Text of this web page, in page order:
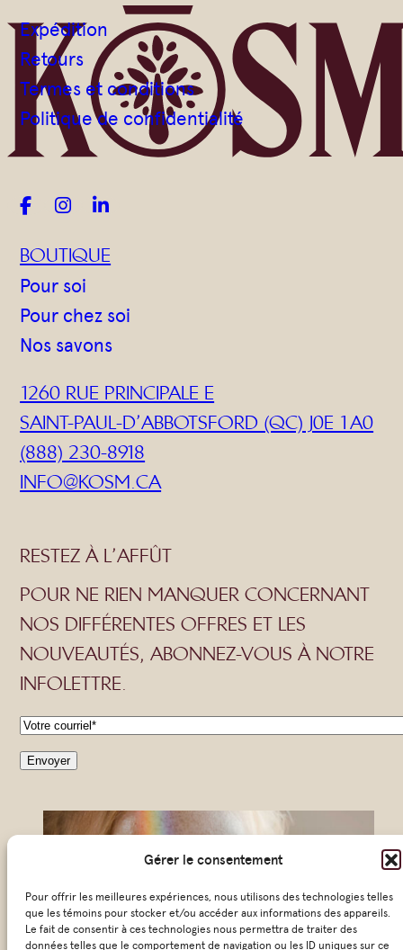
Gérer le consentement
Pour offrir les meilleures expériences, nous utilisons des technologies telles
que les témoins pour stocker et/ou accéder aux informations des appareils.
Le fait de consentir à ces technologies nous permettra de traiter des
données telles que le comportement de navigation ou les ID uniques sur ce
Expédition
Retours
Termes et conditions
Politique de confidentialité
  
BOUTIQUE
Pour soi
Pour chez soi
Nos savons
1260 RUE PRINCIPALE E
SAINT-PAUL-D’ABBOTSFORD (QC) J0E 1A0
(888) 230-8918
INFO@KOSM.CA
RESTEZ À L’AFFÛT
POUR NE RIEN MANQUER CONCERNANT
NOS DIFFÉRENTES OFFRES ET LES
NOUVEAUTÉS, ABONNEZ-VOUS À NOTRE
INFOLETTRE.
C
o
r
e
Envoyer